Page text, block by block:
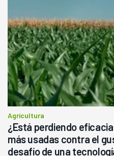
Agricultura
¿Está perdiendo
más usadas contra el
desafío de una